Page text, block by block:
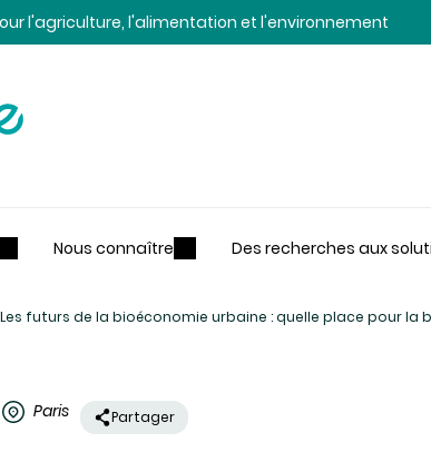
l'agriculture, l'alimentation et l'environnement
Nous connaître Des recherches aux
futurs de la bioéconomie urbaine : quelle place pour
Paris Partager